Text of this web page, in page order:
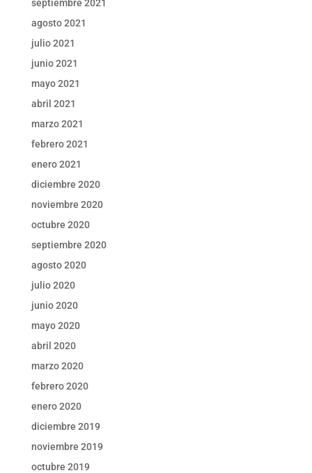
septiembre 2021
agosto 2021
julio 2021
junio 2021
mayo 2021
abril 2021
marzo 2021
febrero 2021
enero 2021
diciembre 2020
noviembre 2020
octubre 2020
septiembre 2020
agosto 2020
julio 2020
junio 2020
mayo 2020
abril 2020
marzo 2020
febrero 2020
enero 2020
diciembre 2019
noviembre 2019
octubre 2019